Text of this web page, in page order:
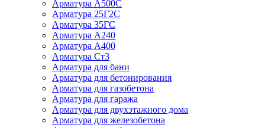
Арматура A500С
Арматура 25Г2С
Арматура 35ГС
Арматура А240
Арматура А400
Арматура Ст3
Арматура для бани
Арматура для бетонирования
Арматура для газобетона
Арматура для гаража
Арматура для двухэтажного дома
Арматура для железобетона